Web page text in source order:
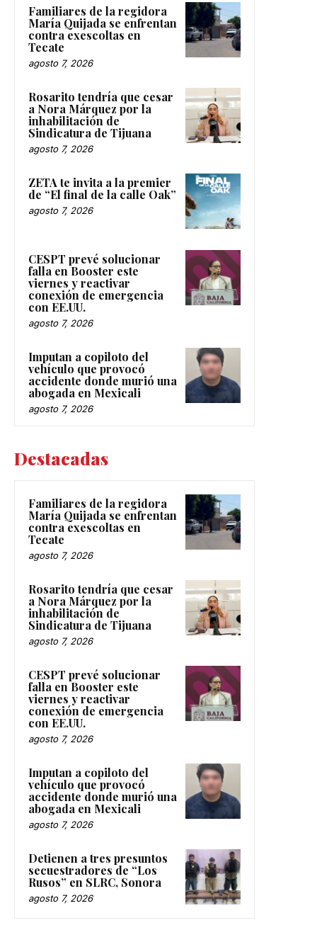
Familiares de la regidora
María Quijada se enfrentan
contra exescoltas en
Tecate
agosto 7, 2026
Rosarito tendría que cesar
a Nora Márquez por la
inhabilitación de
Sindicatura de Tijuana
agosto 7, 2026
ZETA te invita a la premier
de “El final de la calle Oak”
agosto 7, 2026
CESPT prevé solucionar
falla en Booster este
viernes y reactivar
conexión de emergencia
con EE.UU.
agosto 7, 2026
Imputan a copiloto del
vehículo que provocó
accidente donde murió una
abogada en Mexicali
agosto 7, 2026
Destacadas
Familiares de la regidora
María Quijada se enfrentan
contra exescoltas en
Tecate
agosto 7, 2026
Rosarito tendría que cesar
a Nora Márquez por la
inhabilitación de
Sindicatura de Tijuana
agosto 7, 2026
CESPT prevé solucionar
falla en Booster este
viernes y reactivar
conexión de emergencia
con EE.UU.
agosto 7, 2026
Imputan a copiloto del
vehículo que provocó
accidente donde murió una
abogada en Mexicali
agosto 7, 2026
Detienen a tres presuntos
secuestradores de “Los
Rusos” en SLRC, Sonora
agosto 7, 2026